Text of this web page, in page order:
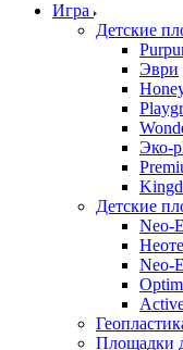
Игра
Детские
Эври
Эко-
Детские
Neo-
Neo-
Площадки